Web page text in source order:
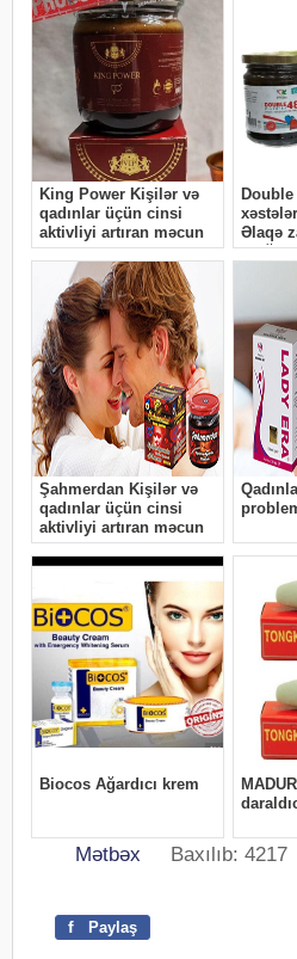
Mətbəx Baxılıb: 4217
f Paylaş